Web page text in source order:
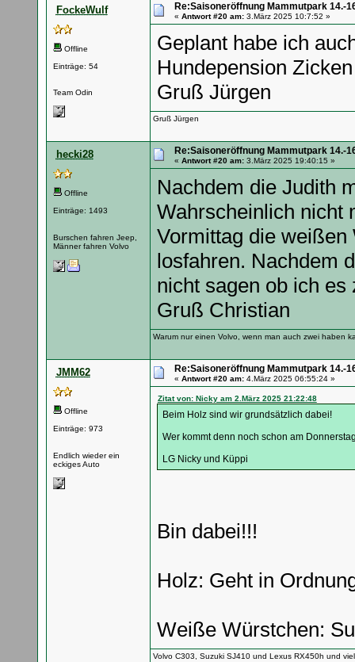
FockeWulf
Offline
Einträge: 54
Team Odin
Re:Saisoneröffnung Mammutpark 14.-
« Antwort #20 am:3.März 2025 10:7:52 »
Geplant habe ich
Hundepension
Gruß Jürgen
Gruß Jürgen
hecki28
Offline
Einträge: 1493
Burschen fahren Jeep,
Männer fahren Volvo
Re:Saisoneröffnung Mammutpark 14.-
« Antwort #20 am:3.März 2025 19:40:15 »
Nachdem die Judith
Wahrscheinlich nicht
Vormittag die weißen
losfahren. Nachdem
nicht sagen ob ich
Gruß Christian
Warum nur einen Volvo, wenn man auch zwei haben
JMM62
Offline
Einträge: 973
Endlich wieder ein
eckiges Auto
Re:Saisoneröffnung Mammutpark 14.-
« Antwort #20 am:4.März 2025 06:55:24 »
Zitat von: Nicky am 2.März 2025 21:22:48
Beim Holz sind wir grundsätzlich dabei!
Wer kommt denn noch schon am
LG Nicky und Küppi
Bin dabei!!!
Holz: Geht in
Weiße Würstchen:
Volvo C303, Suzuki SJ410 und Lexus RX450h und